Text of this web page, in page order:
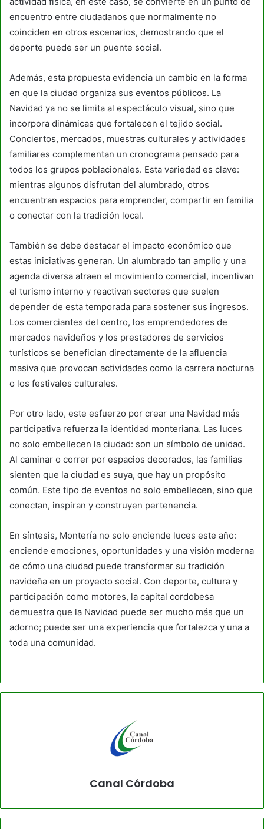
encuentro entre ciudadanos que normalmente no
coinciden en otros escenarios, demostrando que el
deporte puede ser un puente social.
Además, esta propuesta evidencia un cambio en la forma
en que la ciudad organiza sus eventos públicos. La
Navidad ya no se limita al espectáculo visual, sino que
incorpora dinámicas que fortalecen el tejido social.
Conciertos, mercados, muestras culturales y actividades
familiares complementan un cronograma pensado para
todos los grupos poblacionales. Esta variedad es clave:
mientras algunos disfrutan del alumbrado, otros
encuentran espacios para emprender, compartir en familia
o conectar con la tradición local.
También se debe destacar el impacto económico que
estas iniciativas generan. Un alumbrado tan amplio y una
agenda diversa atraen el movimiento comercial, incentivan
el turismo interno y reactivan sectores que suelen
depender de esta temporada para sostener sus ingresos.
Los comerciantes del centro, los emprendedores de
mercados navideños y los prestadores de servicios
turísticos se benefician directamente de la afluencia
masiva que provocan actividades como la carrera nocturna
o los festivales culturales.
Por otro lado, este esfuerzo por crear una Navidad más
participativa refuerza la identidad monteriana. Las luces
no solo embellecen la ciudad: son un símbolo de unidad.
Al caminar o correr por espacios decorados, las familias
sienten que la ciudad es suya, que hay un propósito
común. Este tipo de eventos no solo embellecen, sino que
conectan, inspiran y construyen pertenencia.
En síntesis, Montería no solo enciende luces este año:
enciende emociones, oportunidades y una visión moderna
de cómo una ciudad puede transformar su tradición
navideña en un proyecto social. Con deporte, cultura y
participación como motores, la capital cordobesa
demuestra que la Navidad puede ser mucho más que un
adorno; puede ser una experiencia que fortalezca y una a
toda una comunidad.
Canal Córdoba